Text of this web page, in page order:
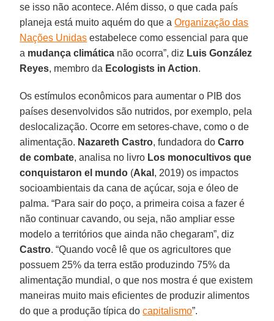
se isso não acontece. Além disso, o que cada país
planeja está muito aquém do que aOrganização das
Nações Unidas estabelece como essencial para que
a mudança climática não ocorra”, diz Luis González
Reyes, membro da Ecologists in Action.
Os estímulos econômicos para aumentar o PIB dos
países desenvolvidos são nutridos, por exemplo, pela
deslocalização. Ocorre em setores-chave, como o de
alimentação. Nazareth Castro, fundadora doCarro
de combate, analisa no livro Los monocultivos que
conquistaron el mundo (Akal , 2019) os impactos
socioambientais da cana de açúcar, soja e óleo de
palma. “Para sair do poço, a primeira coisa a fazer é
não continuar cavando, ou seja, não ampliar esse
modelo a territórios que ainda não chegaram”, diz
Castro. “Quando você lê que os agricultores que
possuem 25% da terra estão produzindo 75% da
alimentação mundial, o que nos mostra é que existem
maneiras muito mais eficientes de produzir alimentos
do que a produção típica docapitalismo”.